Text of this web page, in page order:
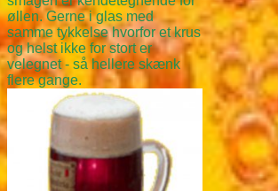
øllen. Gerne i glas med
samme tykkelse hvorfor et krus
og helst ikke for stort er
velegnet - så hellere skænk
flere gange.